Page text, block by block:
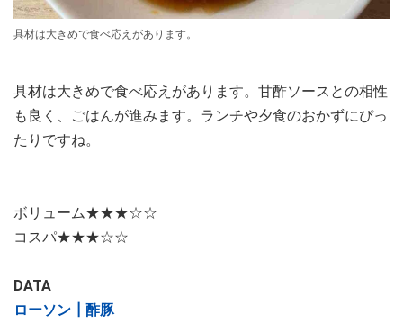
具材は大きめで食べ応えがあります。
具材は大きめで食べ応えがあります。甘酢ソースとの相性
も良く、ごはんが進みます。ランチや夕食のおかずにぴっ
たりですね。
ボリューム★★★☆☆
コスパ★★★☆☆
DATA
ローソン┃酢豚